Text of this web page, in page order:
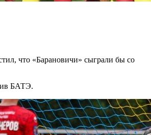
что «Барановичи» сыграли бы со
БАТЭ.